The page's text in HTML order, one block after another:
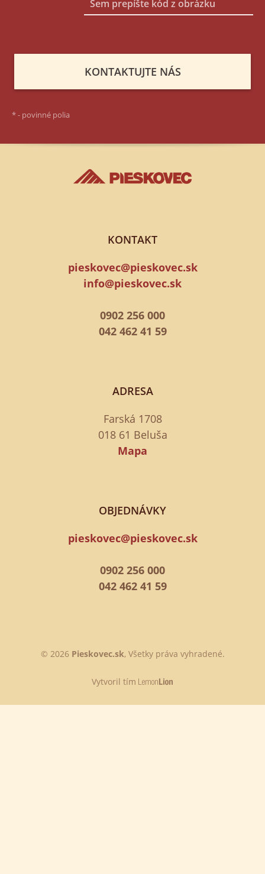
*- povinné polia
KONTAKT
pieskovec@pieskovec.sk
info@pieskovec.sk
0902 256 000
042 462 41 59
ADRESA
Farská 1708
018 61 Beluša
Mapa
OBJEDNÁVKY
pieskovec@pieskovec.sk
0902 256 000
042 462 41 59
© 2026 Pieskovec.sk, Všetky práva vyhradené.
Vytvoril tím